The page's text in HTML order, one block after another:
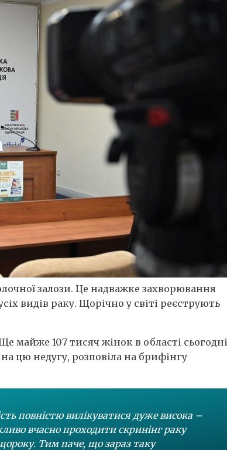
залози. Це надважке захворювання
видів раку. Щорічно у світі реєструють
майже 107 тисяч жінок в області сьогодні
цю недугу, розповіла на брифінгу
повністю вилікуватися дуже висока –
вчасно проходити скринінг раку
Тим паче, що зараз таку